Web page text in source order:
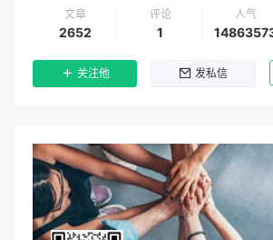
文章
2652
评论
1
人气
关注他 发私信